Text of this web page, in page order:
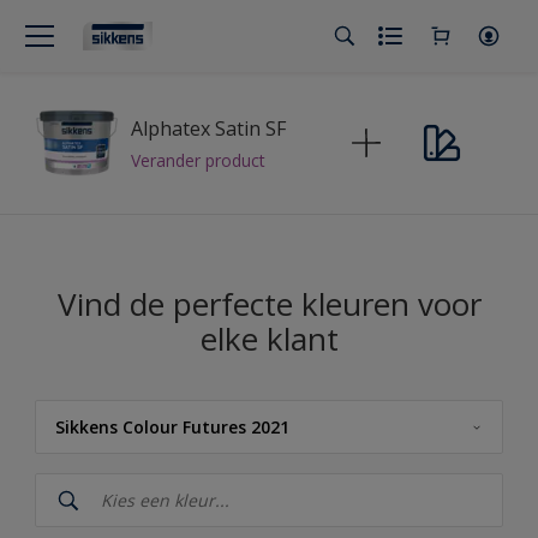
Alphatex Satin SF
Verander product
Vind de perfecte kleuren voor
elke klant
Sikkens Colour Futures 2021
Sikkens